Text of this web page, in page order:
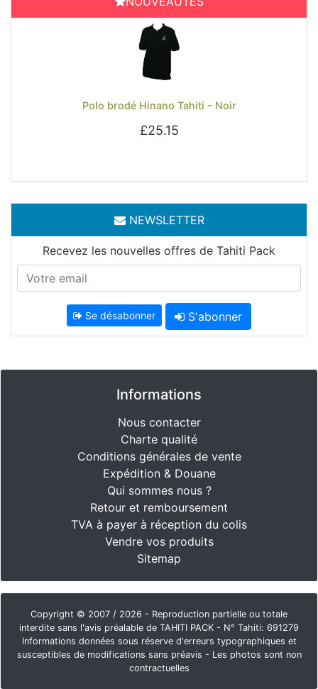
Polo brodé Hinano Tahiti - Noir
£25.15
Previous
NEWSLETTER
Recevez les nouvelles offres de Tahiti Pack
Se désabonner S'abonner
Informations
Nous contacter
Charte qualité
Conditions générales de vente
Expédition & Douane
Qui sommes nous ?
Retour et remboursement
TVA à payer à réception du colis
Vendre vos produits
Sitemap
Copyright © 2007 / 2026 - Reproduction partielle ou totale
interdite sans l'avis préalable de TAHITI PACK - N° Tahiti: 691279
Informations données sous réserve d'erreurs typographiques et
susceptibles de modifications sans préavis - Les photos sont non
contractuelles